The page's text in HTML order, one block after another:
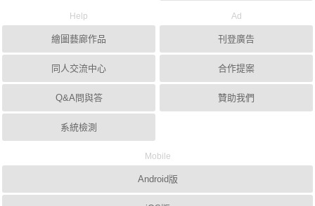
Help
繪圖藝廊作品
同人交流中心
Q&A問與答
系統檢測
Ad
刊登廣告
合作提案
贊助我們
Mobile
Android版